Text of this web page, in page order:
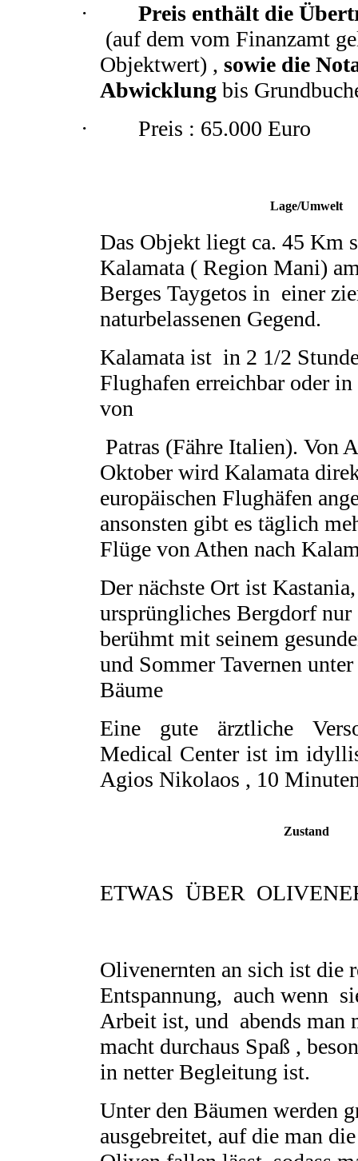
· Preis enthält die
(auf dem vom Finanzamt
Objektwert) , sowie die
Abwicklung bis
· Preis : 65.000 Euro
Lage/Umwelt
Das Objekt liegt ca. 45 Km
Kalamata ( Region Mani)
Berges Taygetos in einer
naturbelassenen Gegend.
Kalamata ist in 2 1/2
Flughafen erreichbar oder in
von
Patras (Fähre Italien). Von
Oktober wird Kalamata
europäischen Flughäfen
ansonsten gibt es täglich
Flüge von Athen nach
Der nächste Ort ist
ursprüngliches Bergdorf
berühmt mit seinem
und Sommer Tavernen
Bäume
Eine gute ärztliche
Medical Center ist im
Agios Nikolaos , 10
Zustand
ETWAS ÜBER
Olivenernten an sich ist die
Entspannung, auch wenn
Arbeit ist, und abends man
macht durchaus Spaß ,
in netter Begleitung ist.
Unter den Bäumen werden
ausgebreitet, auf die man